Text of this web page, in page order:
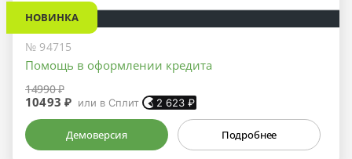
НОВИНКА
№ 94715
Помощь в оформлении кредита
14990 ₽
10493 ₽ или в Сплит 2 623 ₽
Демоверсия Подробнее